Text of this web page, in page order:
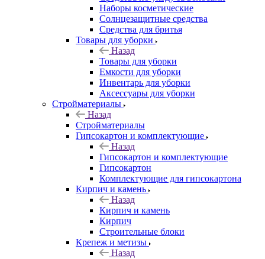
Наборы косметические
Солнцезащитные средства
Средства для бритья
Товары для уборки
Назад
Товары для уборки
Емкости для уборки
Инвентарь для уборки
Аксессуары для уборки
Стройматериалы
Назад
Стройматериалы
Гипсокартон и комплектующие
Назад
Гипсокартон и комплектующие
Гипсокартон
Комплектующие для гипсокартона
Кирпич и камень
Назад
Кирпич и камень
Кирпич
Строительные блоки
Крепеж и метизы
Назад